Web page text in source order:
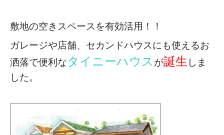
敷地の空きスペースを有効活用！！
ガレージや店舗、セカンドハウスにも使えるお
洒落で便利なタイニーハウス が誕生 しま
した。